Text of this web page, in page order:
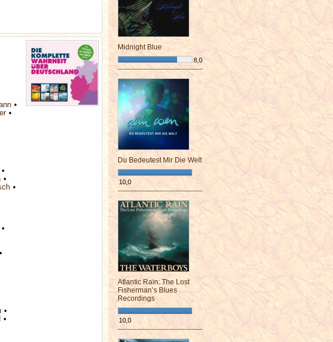
Midnight Blue
8,0
¯¯¯¯¯¯¯¯¯¯¯¯¯¯¯¯¯¯¯¯¯¯¯¯
Du Bedeutest Mir Die Welt
10,0
¯¯¯¯¯¯¯¯¯¯¯¯¯¯¯¯¯¯¯¯¯¯¯¯
Atlantic Rain: The Lost
Fisherman’s Blues
Recordings
10,0
¯¯¯¯¯¯¯¯¯¯¯¯¯¯¯¯¯¯¯¯¯¯¯¯